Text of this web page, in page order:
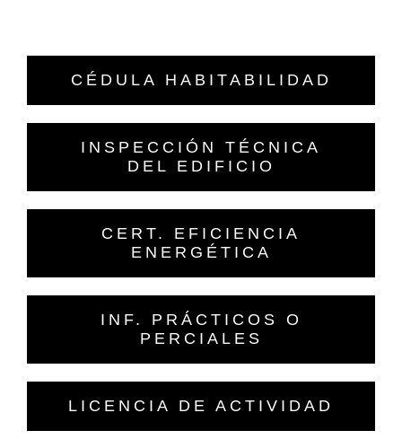
CÉDULA HABITABILIDAD
INSPECCIÓN TÉCNICA
DEL EDIFICIO
CERT. EFICIENCIA
ENERGÉTICA
INF. PRÁCTICOS O
PERCIALES
LICENCIA DE ACTIVIDAD